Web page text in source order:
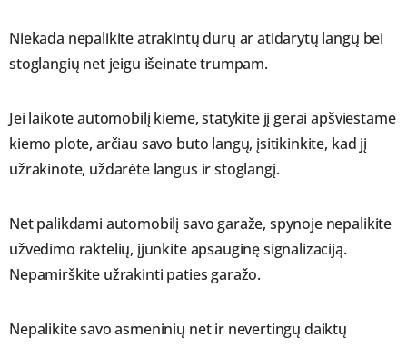
Niekada nepalikite atrakintų durų ar atidarytų langų bei
stoglangių net jeigu išeinate trumpam.
Jei laikote automobilį kieme, statykite jį gerai apšviestame
kiemo plote, arčiau savo buto langų, įsitikinkite, kad jį
užrakinote, uždarėte langus ir stoglangį.
Net palikdami automobilį savo garaže, spynoje nepalikite
užvedimo raktelių, įjunkite apsauginę signalizaciją.
Nepamirškite užrakinti paties garažo.
Nepalikite savo asmeninių net ir nevertingų daiktų